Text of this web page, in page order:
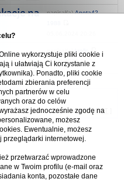
na
napisał(a)Aneta42-
1 2
napisał(a) krollo
25.05.2024 16:24
+ 1 (Polska - czas zimowy) [ DST
wykorzystuje pliki cookie i
i ułatwiają Ci korzystanie z
Ponadto, pliki cookie
zbierania preferencji
partnerów w celu
oraz do celów
jednocześnie zgodę na
możesz
Ewentualnie, możesz
przeglądarki internetowej.
przetwarzać wprowadzone
w Twoim profilu (e-mail oraz
konta, pozostałe dane